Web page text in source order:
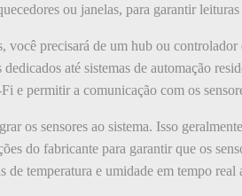
ou janelas, para garantir leituras
você precisará de um hub ou
até sistemas de automação
e permitir a comunicação com os
os sensores ao sistema. Isso
do fabricante para garantir que os
de temperatura e umidade em tempo real